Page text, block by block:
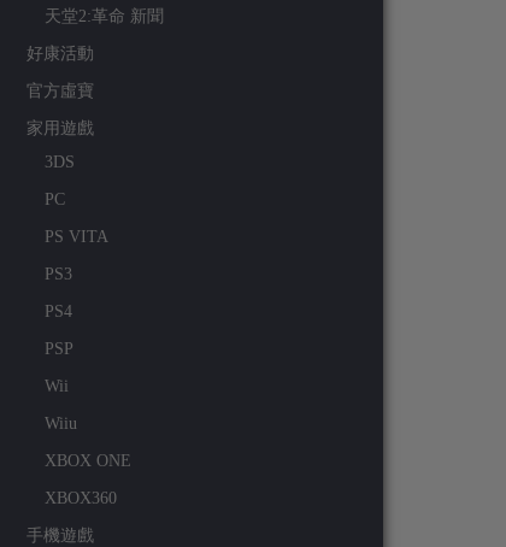
天堂2:革命 新聞
好康活動
官方虛寶
家用遊戲
3DS
PC
PS VITA
PS3
PS4
PSP
Wii
Wiiu
XBOX ONE
XBOX360
手機遊戲